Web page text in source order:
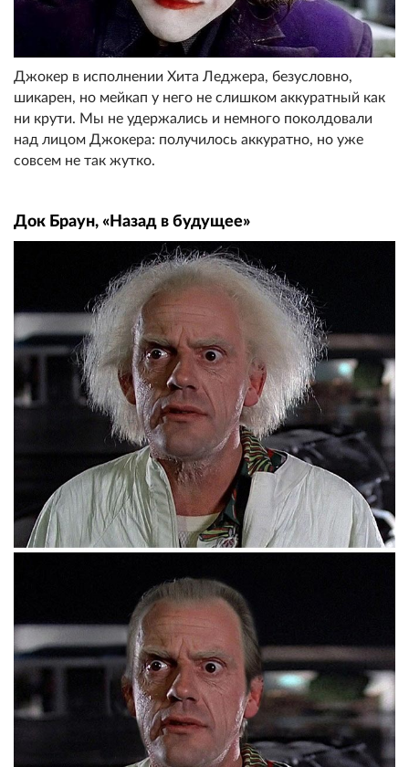
Джокер в исполнении Хита Леджера, безусловно,
шикарен, но мейкап у него не слишком аккуратный как
ни крути. Мы не удержались и немного поколдовали
над лицом Джокера: получилось аккуратно, но уже
совсем не так жутко.
Док Браун, «Назад в будущее»